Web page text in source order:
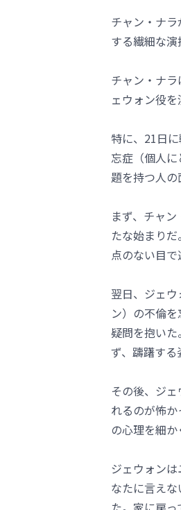
チャン・ナ
する繊細な演
チャン・ナ
ェウォン役
特に、21日
忘症（個人
題を持つ人の
まず、チャ
たな始まり
点のない目
翌日、ジェ
ン）の不倫
疑問を抱い
ず、躊躇する
その後、ジ
れるのが怖
の心理を細か
ジェウォン
なたに言え